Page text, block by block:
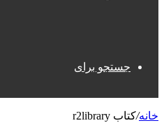
جستجو برای
خانه/کتاب r2library